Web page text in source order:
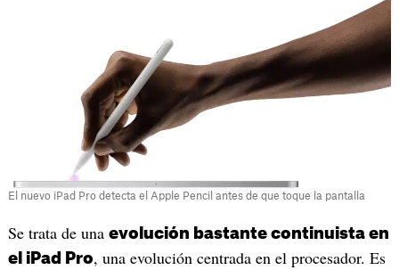
El nuevo iPad Pro detecta el Apple Pencil antes de que toque la pantalla
Se trata de una evolución bastante continuista en
el iPad Pro, una evolución centrada en el procesador. Es